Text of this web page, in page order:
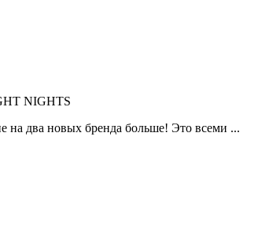
NIGHTS
на два новых бренда больше! Это всеми ...